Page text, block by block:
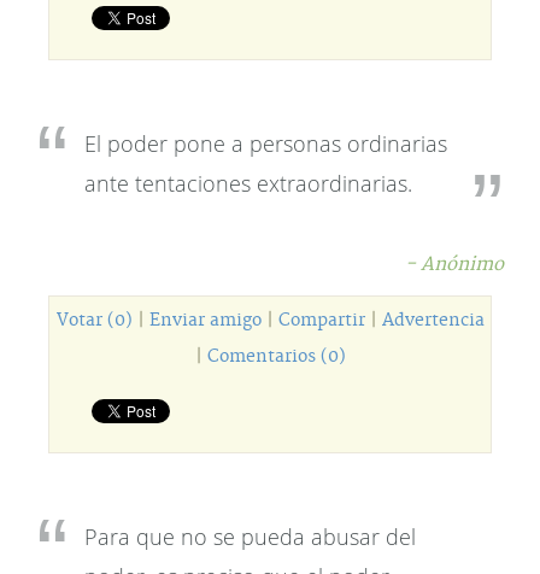
El poder pone a personas ordinarias
ante tentaciones extraordinarias.
- Anónimo
Votar (0) Enviar amigo| Compartir| Advertencia
Comentarios (0)
Para que no se pueda abusar del